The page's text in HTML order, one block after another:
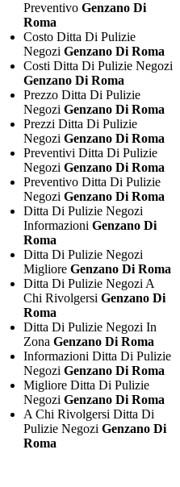
PreventivoGenzano Di
Roma
Costo Ditta Di Pulizie
NegoziGenzano Di Roma
Costi Ditta Di Pulizie Negozi
Genzano Di Roma
Prezzo Ditta Di Pulizie
NegoziGenzano Di Roma
Prezzi Ditta Di Pulizie
NegoziGenzano Di Roma
Preventivi Ditta Di Pulizie
NegoziGenzano Di Roma
Preventivo Ditta Di Pulizie
NegoziGenzano Di Roma
Ditta Di Pulizie Negozi
InformazioniGenzano Di
Roma
Ditta Di Pulizie Negozi
MiglioreGenzano Di Roma
Ditta Di Pulizie Negozi A
Chi RivolgersiGenzano Di
Roma
Ditta Di Pulizie Negozi In
ZonaGenzano Di Roma
Informazioni Ditta Di Pulizie
NegoziGenzano Di Roma
Migliore Ditta Di Pulizie
NegoziGenzano Di Roma
A Chi Rivolgersi Ditta Di
Pulizie NegoziGenzano Di
Roma